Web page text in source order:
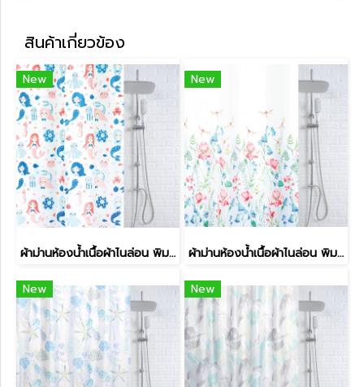
สินค้าเกี่ยวข้อง
New
ผ้าม่านห้องน้ำเนื้อผ้าไนล่อน พิมพ์ลาย รุ่น SPATEX DESIGN
New
ผ้าม่านห้องน้ำเนื้อผ้าไนล่อน พิมพ์ลาย รุ่น SPATEX DESIGN
New New